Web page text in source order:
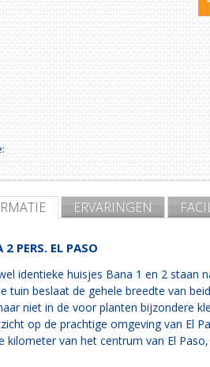
ERVARINGEN
PERS. EL PASO
identieke huisjes Bana 1 en 2 staan
tuin beslaat de gehele breedte van
niet in de voor planten bijzondere
op de prachtige omgeving van El
kilometer van het centrum van El